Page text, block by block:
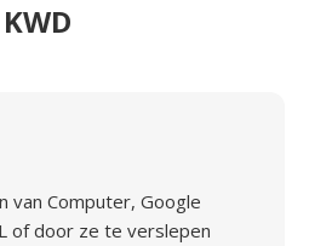
KWD
van Computer, Google
of door ze te verslepen